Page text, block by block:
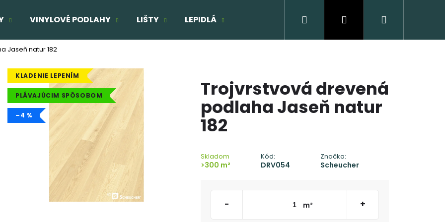
VINYLOVÉ PODLAHY LIŠTY LEPIDLÁ VZORKY ZDARMA Hľadať Prihlásenie
Jaseň natur 182
Trojvrstvová drevená
podlaha Jaseň natur
182
Skladom
>300 m²
Kód:
DRV054
Značka:
Scheucher
- m² +
KLADENIE LEPENÍM
PLÁVAJÚCIM SPÔSOBOM
–4 %
Čo potrebujete nájsť?
Odporúčame
TROJVRSTVOVÁ DREVENÁ PODLAHA
89,21 €
TROJVRSTVOVÁ DREVENÁ PODLAHA
DUB SUPERRUSTIC - CLICK